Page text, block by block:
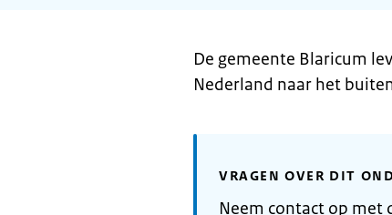
De gemeente Blaricum
Nederland naar het
VRAGEN OVER DIT
Neem contact op met